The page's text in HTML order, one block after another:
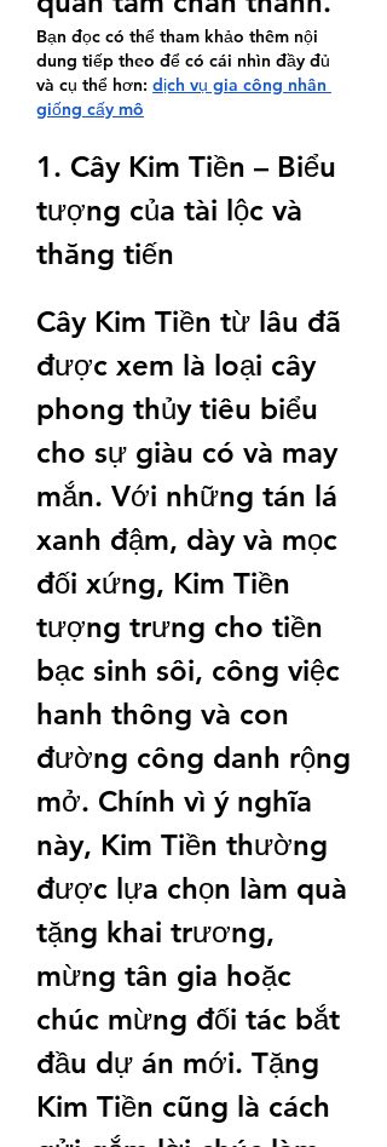
Bạn đọc có thể tham khảo thêm nội
dung tiếp theo để có cái nhìn đầy đủ
và cụ thể hơn: dịch vụ gia công nhân
giống cấy mô
1. Cây Kim Tiền – Biểu
tượng của tài lộc và
thăng tiến
Cây Kim Tiền từ lâu đã
được xem là loại cây
phong thủy tiêu biểu
cho sự giàu có và may
mắn. Với những tán lá
xanh đậm, dày và mọc
đối xứng, Kim Tiền
tượng trưng cho tiền
bạc sinh sôi, công việc
hanh thông và con
đường công danh rộng
mở. Chính vì ý nghĩa
này, Kim Tiền thường
được lựa chọn làm quà
tặng khai trương,
mừng tân gia hoặc
chúc mừng đối tác bắt
đầu dự án mới. Tặng
Kim Tiền cũng là cách